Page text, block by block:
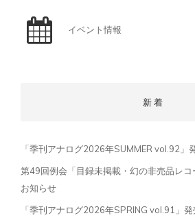
イベント情報
新着
「季刊アナログ2026年SUMMER vol.92」
第49回例会「目録未掲載・幻の非売品レ
お知らせ
「季刊アナログ2026年SPRING vol.91」発